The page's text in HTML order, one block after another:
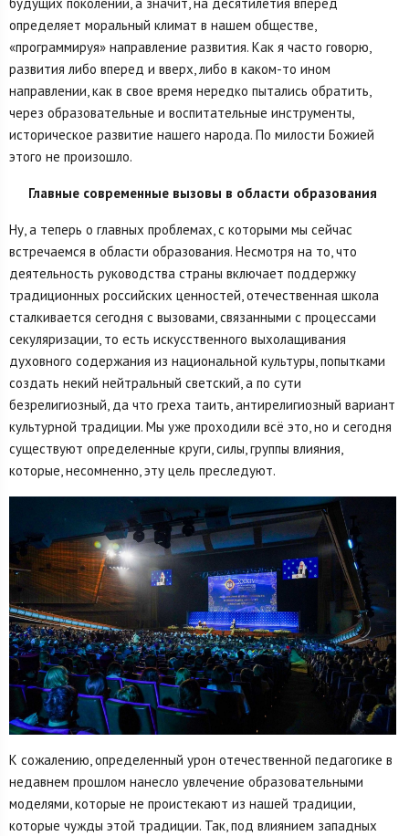
определяет моральный климат в нашем обществе,
«программируя» направление развития. Как я часто говорю,
развития либо вперед и вверх, либо в каком-то ином
направлении, как в свое время нередко пытались обратить,
через образовательные и воспитательные инструменты,
историческое развитие нашего народа. По милости Божией
этого не произошло.
Главные современные вызовы в области образования
Ну, а теперь о главных проблемах, с которыми мы сейчас
встречаемся в области образования. Несмотря на то, что
деятельность руководства страны включает поддержку
традиционных российских ценностей, отечественная школа
сталкивается сегодня с вызовами, связанными с процессами
секуляризации, то есть искусственного выхолащивания
духовного содержания из национальной культуры, попытками
создать некий нейтральный светский, а по сути
безрелигиозный, да что греха таить, антирелигиозный вариант
культурной традиции. Мы уже проходили всё это, но и сегодня
существуют определенные круги, силы, группы влияния,
которые, несомненно, эту цель преследуют.
К сожалению, определенный урон отечественной педагогике в
недавнем прошлом нанесло увлечение образовательными
моделями, которые не проистекают из нашей традиции,
которые чужды этой традиции. Так, под влиянием западных